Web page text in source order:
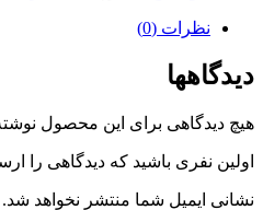
نظرات (0)
دیدگاهها
هیچ دیدگاهی برای این محصول
اولین نفری باشید که دیدگاهی را
نشانی ایمیل شما منتشر نخواهد شد.